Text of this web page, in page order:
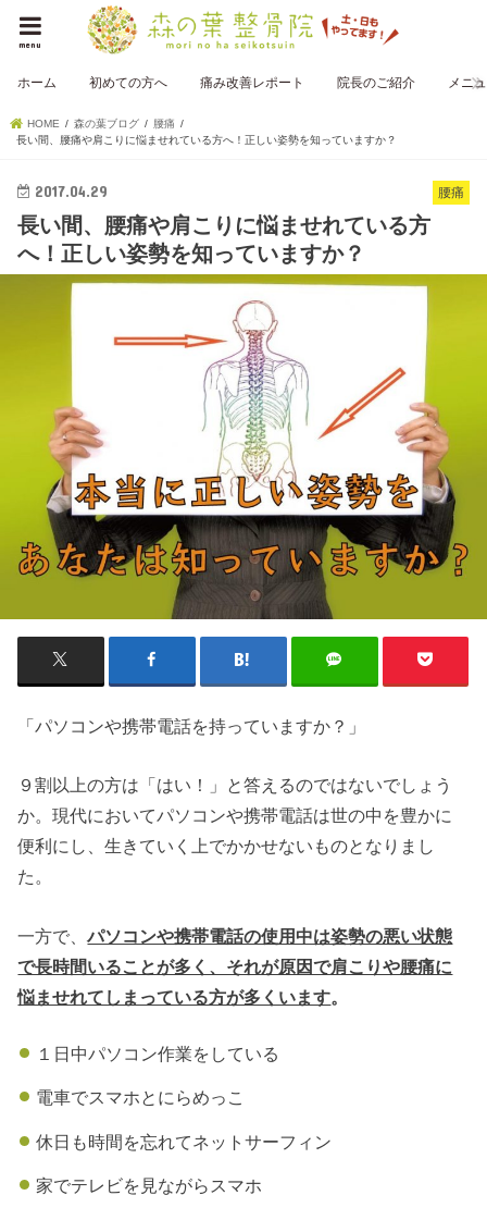
menu
ホーム 初めての方へ 痛み改善レポート 院長のご紹介 メニ
HOME 森の葉ブログ
腰痛
長い間、腰痛や肩こりに悩ませれている方へ！正しい姿勢を知っていますか？
腰痛
2017.04.29
長い間、腰痛や肩こりに悩ませれている方
へ！正しい姿勢を知っていますか？
「パソコンや携帯電話を持っていますか？」
９割以上の方は「はい！」と答えるのではないでしょう
か。現代においてパソコンや携帯電話は世の中を豊かに
便利にし、生きていく上でかかせないものとなりまし
た。
一方で、 パソコンや携帯電話の使用中は姿勢の悪い状態
で長時間いることが多く、それが原因で肩こりや腰痛に
悩ませれてしまっている方が多くいます。
１日中パソコン作業をしている
電車でスマホとにらめっこ
休日も時間を忘れてネットサーフィン
家でテレビを見ながらスマホ